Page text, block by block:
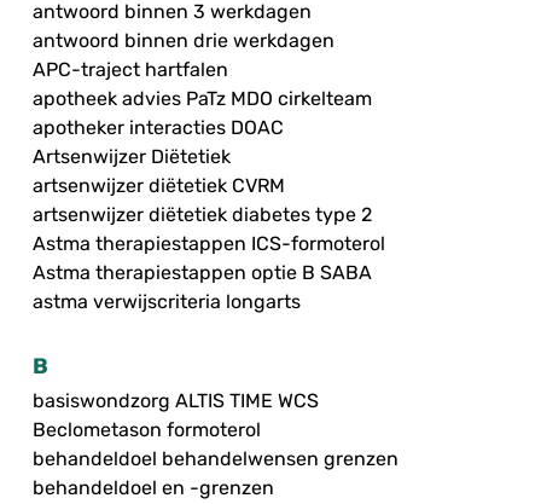
antwoord binnen 3 werkdagen
antwoord binnen drie werkdagen
APC-traject hartfalen
apotheek advies PaTz MDO cirkelteam
apotheker interacties DOAC
Artsenwijzer Diëtetiek
artsenwijzer diëtetiek CVRM
artsenwijzer diëtetiek diabetes type 2
Astma therapiestappen ICS-formoterol
Astma therapiestappen optie B SABA
astma verwijscriteria longarts
B
basiswondzorg ALTIS TIME WCS
Beclometason formoterol
behandeldoel behandelwensen grenzen
behandeldoel en -grenzen